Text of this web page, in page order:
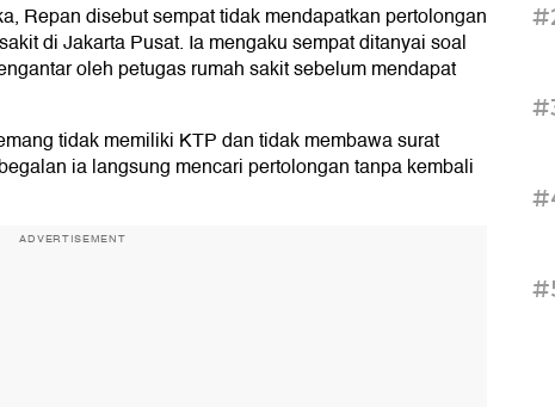
Repan disebut sempat tidak mendapatkan pertolongan
di Jakarta Pusat. Ia mengaku sempat ditanyai soal
oleh petugas rumah sakit sebelum mendapat
tidak memiliki KTP dan tidak membawa surat
ia langsung mencari pertolongan tanpa kembali
ADVERTISEMENT